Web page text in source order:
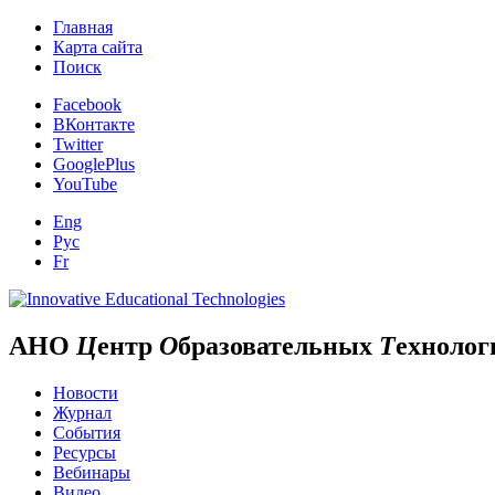
Главная
Карта сайта
Поиск
Facebook
ВКонтакте
Twitter
GooglePlus
YouTube
Eng
Рус
Fr
АНО Центр Образовательных Т
Новости
Журнал
События
Ресурсы
Вебинары